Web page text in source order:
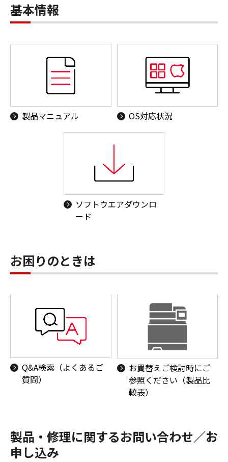
基本情報
製品マニュアル OS対応状況
ソフトウエアダウンロ
ード
お困りのときは
Q&A検索（よくあるご
質問）
お買替えご検討時にご
参照ください（製品比
較表）
製品・修理に関するお問い合わせ／お
申し込み